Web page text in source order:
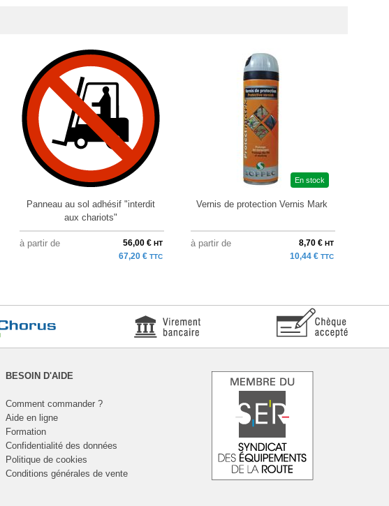
Panneau au sol adhésif "interdit
aux chariots"
à partir de 56,00 € HT
67,20 € TTC
En stock
Vernis de protection Vernis Mark
à partir de 8,70 € HT
10,44 € TTC
BESOIN D'AIDE
Comment commander ?
Aide en ligne
Formation
Confidentialité des données
Politique de cookies
Conditions générales de vente